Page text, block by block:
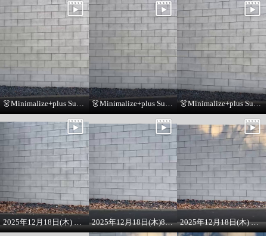
👗Minimalize+plus Summer Collection👗 👗Minimalize+plus Summer Collection👗 👗Minimalize+plus Summer Collection👗
2025年12月18日(木) 8:00 ON AIR ラメニット 2025年12月18日(木)8:00 ONAIRプルオーバー 2025年12月18日(木) 8:00 ON AIR